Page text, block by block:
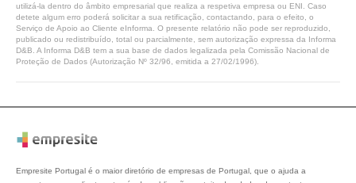
utilizá-la dentro do âmbito empresarial que realiza a respetiva empresa ou ENI. Caso
detete algum erro poderá solicitar a sua retificação, contactando, para o efeito, o
Serviço de Apoio ao Cliente eInforma. O presente relatório não pode ser reproduzido,
publicado ou redistribuído, total ou parcialmente, sem autorização expressa da Informa
D&B. A Informa D&B tem a sua base de dados legalizada pela Comissão Nacional de
Proteção de Dados (Autorização Nº 32/96, emitida a 27/02/1996).
Empresite Portugal é o maior diretório de empresas de Portugal, que o ajuda a